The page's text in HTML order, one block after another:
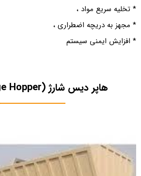
* تخلیه سریع مواد ،
* مجهز به دریچه اضطراری ،
* افزایش ایمنی سیستم
هاپر دیس شارژ (Dischrage Hopper)